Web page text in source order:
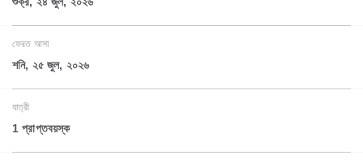
ফেরত আসা
শনি, ২৫ জুল, ২০২৬
যাত্রী
1 প্রাপ্তবয়স্ক